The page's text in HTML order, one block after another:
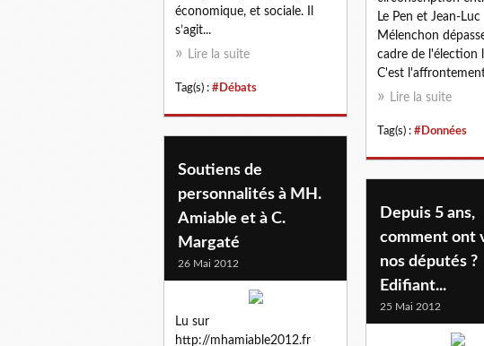
économique, et sociale. Il
s’agit...
Lire la suite
Tag(s) : #Débats
Le Pen et Jean-Luc
Mélenchon
cadre de l'élection
C'est
Lire la suite
Tag(s) : #Données
Soutiens de
personnalités à MH.
Amiable et à C.
Margaté
26 Mai 2012
Lu sur
http://mhamiable2012.fr
Depuis 5 ans,
comment ont
nos députés ?
Edifiant...
25 Mai 2012